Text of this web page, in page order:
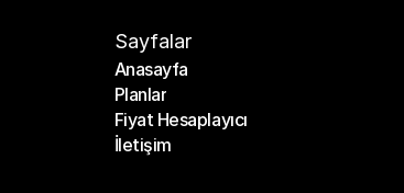
Sayfalar
Anasayfa
Anasayfa
Planlar
Planlar
Fiyat Hesaplayıcı
Fiyat Hesaplayıcı
İletişim